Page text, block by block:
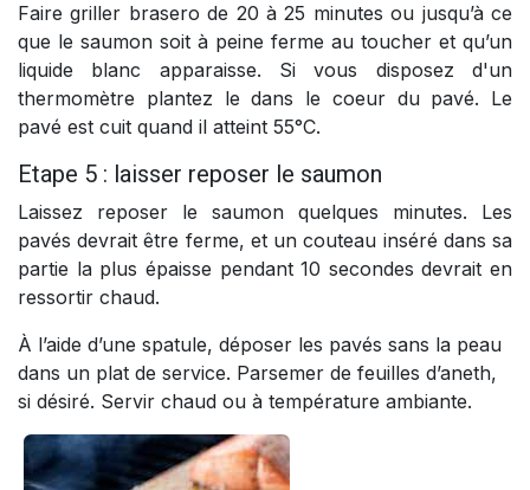
Faire griller brasero de 20 à 25 minutes ou jusqu’à ce
que le saumon soit à peine ferme au toucher et qu’un
liquide blanc apparaisse. Si vous disposez d'un
thermomètre plantez le dans le coeur du pavé. Le
pavé est cuit quand il atteint 55°C.
Etape 5 : laisser reposer le saumon
Laissez reposer le saumon quelques minutes. Les
pavés devrait être ferme, et un couteau inséré dans sa
partie la plus épaisse pendant 10 secondes devrait en
ressortir chaud.
À l’aide d’une spatule, déposer les pavés sans la peau
dans un plat de service. Parsemer de feuilles d’aneth,
si désiré. Servir chaud ou à température ambiante.